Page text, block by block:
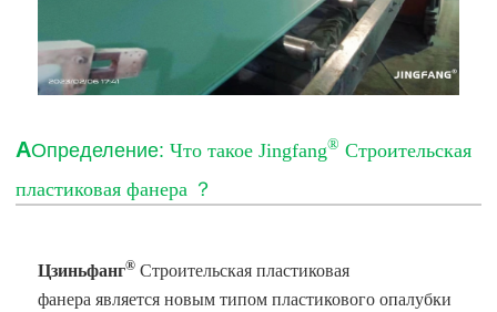
АОпределение:Что такое Jingfang® Строительская
пластиковая фанера ？
Цзиньфанг® Строительская пластиковая
фанераявляется новым типом пластикового опалубки